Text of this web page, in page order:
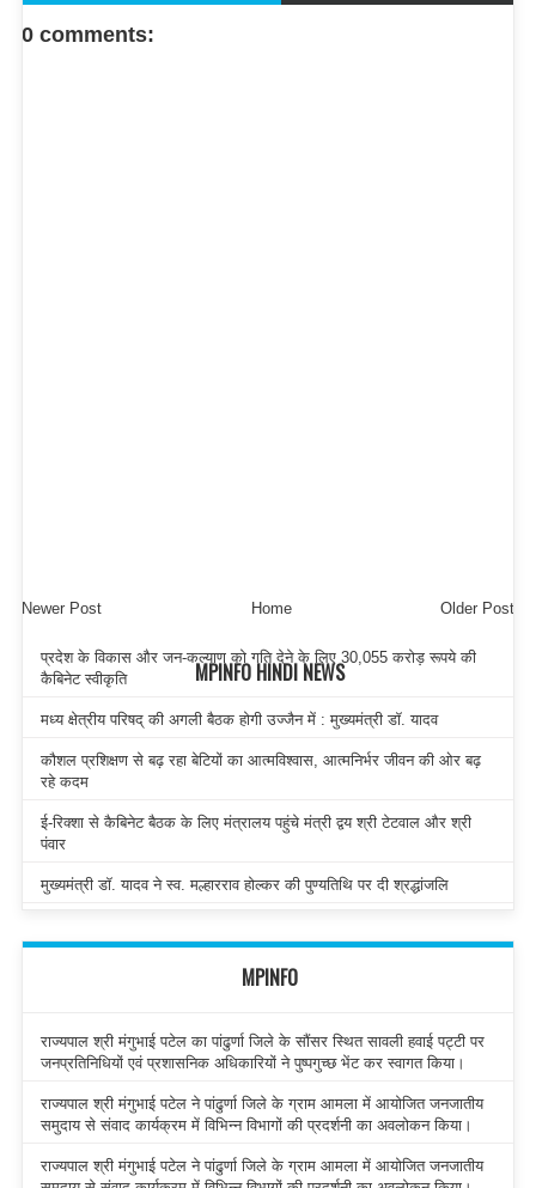
FACEBOOK COMMENT
0 comments:
Newer Post Older Post
Home
MPINFO HINDI NEWS
प्रदेश के विकास और जन-कल्याण को गति देने के लिए 30,055 करोड़ रूपये की
कैबिनेट स्वीकृति
मध्य क्षेत्रीय परिषद् की अगली बैठक होगी उज्जैन में : मुख्यमंत्री डॉ. यादव
कौशल प्रशिक्षण से बढ़ रहा बेटियों का आत्मविश्वास, आत्मनिर्भर जीवन की ओर बढ़
रहे कदम
ई-रिक्शा से कैबिनेट बैठक के लिए मंत्रालय पहुंचे मंत्री द्वय श्री टेटवाल और श्री
पंवार
मुख्यमंत्री डॉ. यादव ने स्व. मल्हारराव होल्कर की पुण्यतिथि पर दी श्रद्धांजलि
MPINFO
राज्यपाल श्री मंगुभाई पटेल का पांढुर्णा जिले के सौंसर स्थित सावली हवाई पट्टी पर
जनप्रतिनिधियों एवं प्रशासनिक अधिकारियों ने पुष्पगुच्छ भेंट कर स्वागत किया।
राज्यपाल श्री मंगुभाई पटेल ने पांढुर्णा जिले के ग्राम आमला में आयोजित जनजातीय
समुदाय से संवाद कार्यक्रम में विभिन्न विभागों की प्रदर्शनी का अवलोकन किया।
राज्यपाल श्री मंगुभाई पटेल ने पांढुर्णा जिले के ग्राम आमला में आयोजित जनजातीय